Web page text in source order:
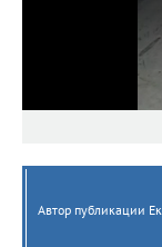
Автор публикации